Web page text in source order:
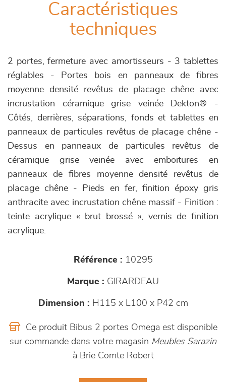
Caractéristiques
techniques
2 portes, fermeture avec amortisseurs - 3 tablettes
réglables - Portes bois en panneaux de fibres
moyenne densité revêtus de placage chêne avec
incrustation céramique grise veinée Dekton® -
Côtés, derrières, séparations, fonds et tablettes en
panneaux de particules revêtus de placage chêne -
Dessus en panneaux de particules revêtus de
céramique grise veinée avec emboitures en
panneaux de fibres moyenne densité revêtus de
placage chêne - Pieds en fer, finition époxy gris
anthracite avec incrustation chêne massif - Finition :
teinte acrylique « brut brossé », vernis de finition
acrylique.
Référence : 10295
Marque : GIRARDEAU
Dimension : H115 x L100 x P42 cm
Ce produit Bibus 2 portes Omega est disponible
sur commande dans votre magasin Meubles Sarazin
à Brie Comte Robert